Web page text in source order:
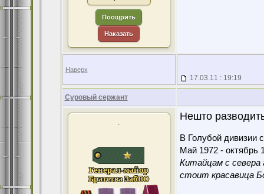
Поощрить
Наказать
Наверх
17.03.11 : 19:19
Суровый сержант
.
Нешто
В Голубой дивизии
Май 1972 - октябрь
Китайцам с севера
стоит красавица